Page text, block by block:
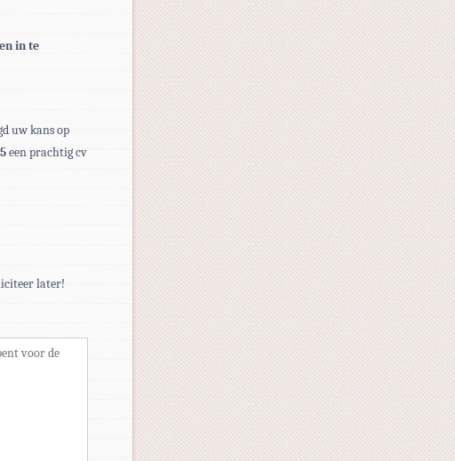
in te
uw kans op
een prachtig cv
later!